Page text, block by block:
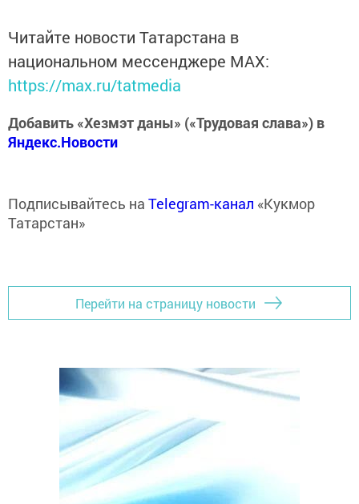
Читайте новости Татарстана в
национальном мессенджере MАХ:
https://max.ru/tatmedia
Добавить «Хезмэт даны» («Трудовая слава») в
Яндекс.Новости
Подписывайтесь на Telegram-канал «Кукмор
Татарстан»
Перейти на страницу новости